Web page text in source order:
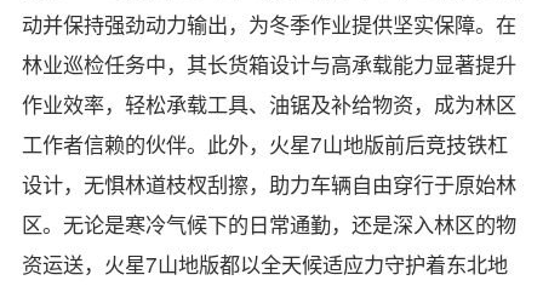
动并保持强劲动力输出，为冬季作业提供坚实保障。在
林业巡检任务中，其长货箱设计与高承载能力显著提升
作业效率，轻松承载工具、油锯及补给物资，成为林区
工作者信赖的伙伴。此外，火星7山地版前后竞技铁杠
设计，无惧林道枝杈刮擦，助力车辆自由穿行于原始林
区。无论是寒冷气候下的日常通勤，还是深入林区的物
资运送，火星7山地版都以全天候适应力守护着东北地